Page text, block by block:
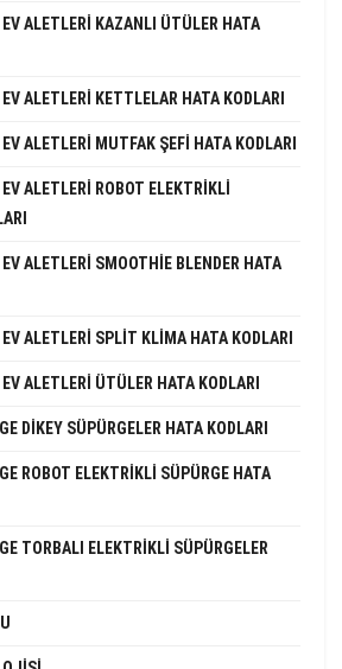
ALETLERI KAZANLI ÜTÜLER HATA
ALETLERI KETTLELAR HATA KODLARI
ALETLERI MUTFAK ŞEFI HATA KODLARI
ALETLERI ROBOT ELEKTRIKLI
ALETLERI SMOOTHIE BLENDER HATA
ALETLERI SPLIT KLIMA HATA KODLARI
ALETLERI ÜTÜLER HATA KODLARI
DIKEY SÜPÜRGELER HATA KODLARI
ROBOT ELEKTRIKLI SÜPÜRGE HATA
TORBALI ELEKTRIKLI SÜPÜRGELER